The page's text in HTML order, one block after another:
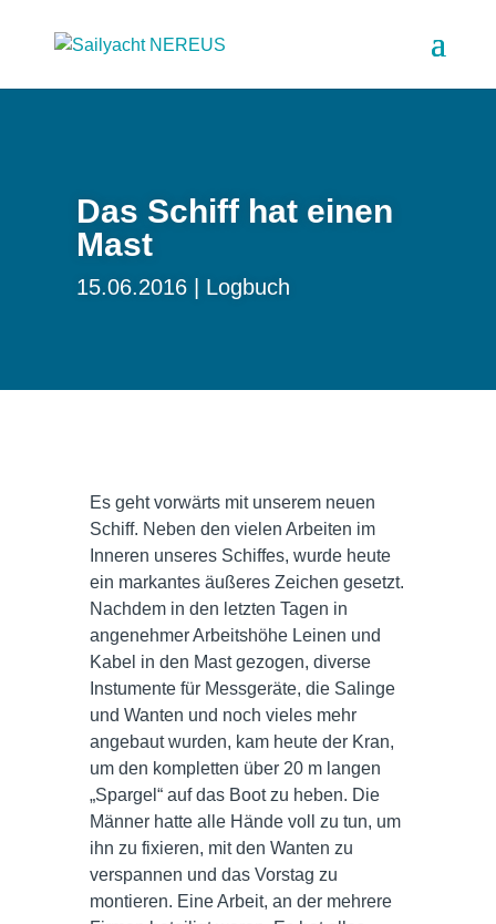
Das Schiff hat einen
Mast
15.06.2016 Logbuch
Es geht vorwärts mit unserem neuen
Schiff. Neben den vielen Arbeiten im
Inneren unseres Schiffes, wurde heute
ein markantes äußeres Zeichen gesetzt.
Nachdem in den letzten Tagen in
angenehmer Arbeitshöhe Leinen und
Kabel in den Mast gezogen, diverse
Instumente für Messgeräte, die Salinge
und Wanten und noch vieles mehr
angebaut wurden, kam heute der Kran,
um den kompletten über 20 m langen
„Spargel“ auf das Boot zu heben. Die
Männer hatte alle Hände voll zu tun, um
ihn zu fixieren, mit den Wanten zu
verspannen und das Vorstag zu
montieren. Eine Arbeit, an der mehrere